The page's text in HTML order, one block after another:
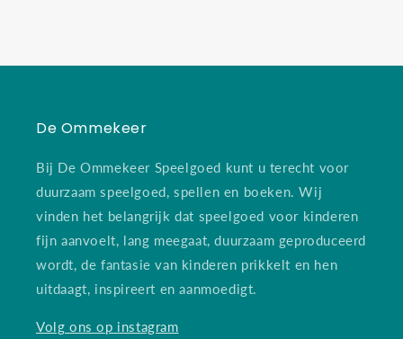
De Ommekeer
Bij De Ommekeer Speelgoed kunt u terecht voor
duurzaam speelgoed, spellen en boeken. Wij
vinden het belangrijk dat speelgoed voor kinderen
fijn aanvoelt, lang meegaat, duurzaam geproduceerd
wordt, de fantasie van kinderen prikkelt en hen
uitdaagt, inspireert en aanmoedigt.
Volg ons op instagram